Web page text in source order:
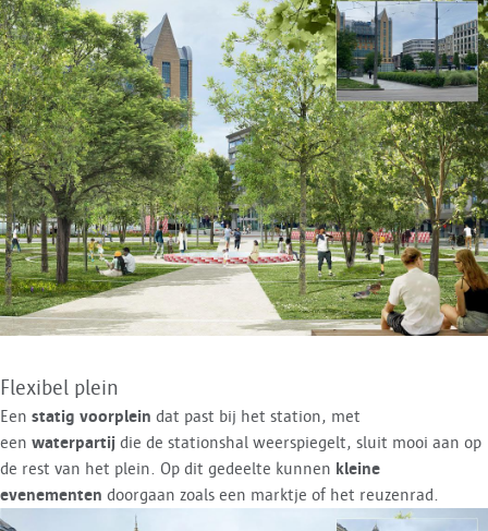
Flexibel plein
Een statig voorplein dat past bij het station, met
een waterpartij die de stationshal weerspiegelt, sluit mooi aan op
de rest van het plein. Op dit gedeelte kunnen kleine
evenementen doorgaan zoals een marktje of het reuzenrad.